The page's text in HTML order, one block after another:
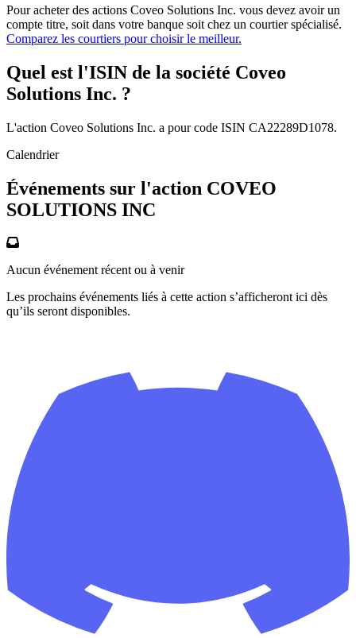
Pour acheter des actions Coveo Solutions Inc. vous devez avoir un
compte titre, soit dans votre banque soit chez un courtier spécialisé.
Comparez les courtiers pour choisir le meilleur.
Quel est l'ISIN de la société Coveo
Solutions Inc. ?
L'action Coveo Solutions Inc. a pour code ISIN CA22289D1078.
Calendrier
Événements sur l'action COVEO
SOLUTIONS INC
Aucun événement récent ou à venir
Les prochains événements liés à cette action s’afficheront ici dès
qu’ils seront disponibles.